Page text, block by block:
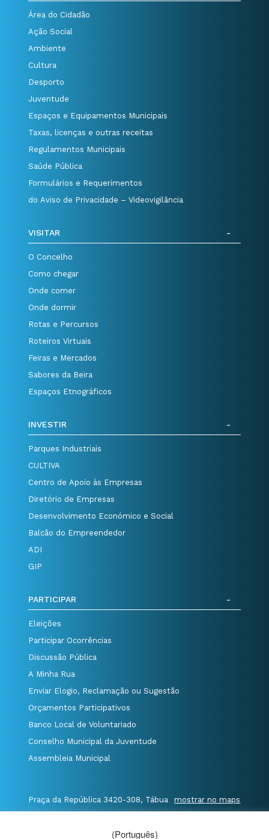
Área do Cidadão
Ação Social
Ambiente
Cultura
Desporto
Juventude
Espaços e Equipamentos Municipais
Taxas, licenças e outras receitas
Regulamentos Municipais
Saúde Pública
Formulários e Requerimentos
do Aviso de Privacidade – Videovigilância
VISITAR
O Concelho
Como chegar
Onde comer
Onde dormir
Rotas e Percursos
Roteiros Virtuais
Feiras e Mercados
Sabores da Beira
Espaços Etnográficos
INVESTIR
Parques Industriais
CULTIVA
Centro de Apoio às Empresas
Diretório de Empresas
Desenvolvimento Económico e Social
Balcão do Empreendedor
ADI
GIP
PARTICIPAR
Eleições
Participar Ocorrências
Discussão Pública
A Minha Rua
Enviar Elogio, Reclamação ou Sugestão
Orçamentos Participativos
Banco Local de Voluntariado
Conselho Municipal da Juventude
Assembleia Municipal
Praça da República 3420-308, Tábua mostrar no maps
E. geral@cm-tabua.pt
(Português)